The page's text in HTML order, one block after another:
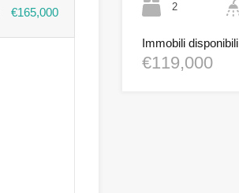
€165,000
2
Immobili disponibili
€119,000